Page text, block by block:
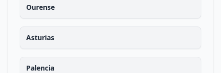
Ourense
Asturias
Palencia